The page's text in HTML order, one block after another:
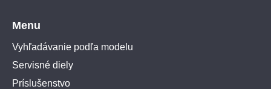
Menu
Vyhľadávanie podľa modelu
Servisné diely
Príslušenstvo